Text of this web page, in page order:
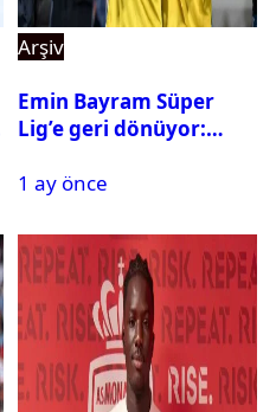
Arşiv
Emin Bayram Süper
Lig’e geri dönüyor:
1 ay önce